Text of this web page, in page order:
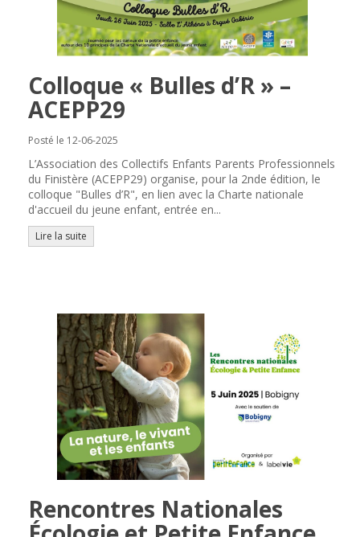
Colloque « Bulles d’R » –
ACEPP29
Posté le 12-06-2025
L’Association des Collectifs Enfants Parents Professionnels
du Finistère (ACEPP29) organise, pour la 2nde édition, le
colloque "Bulles d’R", en lien avec la Charte nationale
d'accueil du jeune enfant, entrée en...
Lire la suite
Rencontres Nationales